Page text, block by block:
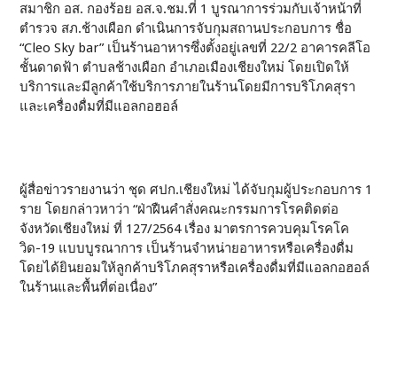
สมาชิก อส. กองร้อย อส.จ.ชม.ที่ 1 บูรณาการร่วมกับเจ้าหน้าที่
ตำรวจ สภ.ช้างเผือก ดำเนินการจับกุมสถานประกอบการ ชื่อ
“Cleo Sky bar” เป็นร้านอาหารซึ่งตั้งอยู่เลขที่ 22/2 อาคารคลีโอ
ชั้นดาดฟ้า ตำบลช้างเผือก อำเภอเมืองเชียงใหม่ โดยเปิดให้
บริการและมีลูกค้าใช้บริการภายในร้านโดยมีการบริโภคสุรา
และเครื่องดื่มที่มีแอลกอฮอล์
ผู้สื่อข่าวรายงานว่า ชุด ศปก.เชียงใหม่ ได้จับกุมผู้ประกอบการ 1
ราย โดยกล่าวหาว่า “ฝ่าฝืนคำสั่งคณะกรรมการโรคติดต่อ
จังหวัดเชียงใหม่ ที่ 127/2564 เรื่อง มาตรการควบคุมโรคโค
วิด-19 แบบบูรณาการ เป็นร้านจำหน่ายอาหารหรือเครื่องดื่ม
โดยได้ยินยอมให้ลูกค้าบริโภคสุราหรือเครื่องดื่มที่มีแอลกอฮอล์
ในร้านและพื้นที่ต่อเนื่อง”